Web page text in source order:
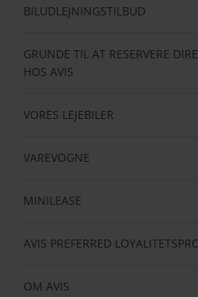
BILUDLEJNINGSTILBUD
GRUNDE TIL AT RESERVERE
HOS AVIS
VORES LEJEBILER
VAREVOGNE
MINILEASE
AVIS PREFERRED
OM AVIS